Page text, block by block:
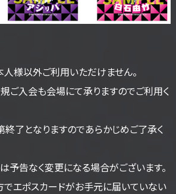
様以外ご利用いただけません。
ご入会も会場にて承りますのでご利用く
了となりますのであらかじめご了承く
告なく変更になる場合がございます。
エポスカードがお手元に届いていない